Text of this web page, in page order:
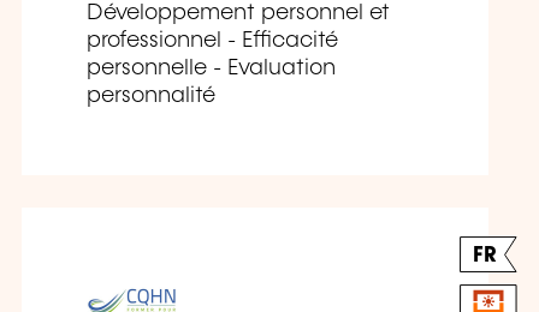
Développement personnel et
professionnel - Efficacité
personnelle - Evaluation
personnalité
FR